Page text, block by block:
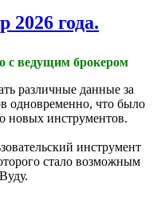
2026 года.
с ведущим брокером
различные данные за
одновременно, что было
новых инструментов.
инструмент
стало возможным